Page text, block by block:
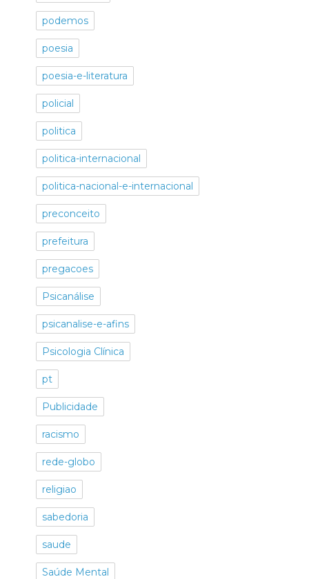
podemos
poesia
poesia-e-literatura
policial
politica
politica-internacional
politica-nacional-e-internacional
preconceito
prefeitura
pregacoes
Psicanálise
psicanalise-e-afins
Psicologia Clínica
pt
Publicidade
racismo
rede-globo
religiao
sabedoria
saude
Saúde Mental